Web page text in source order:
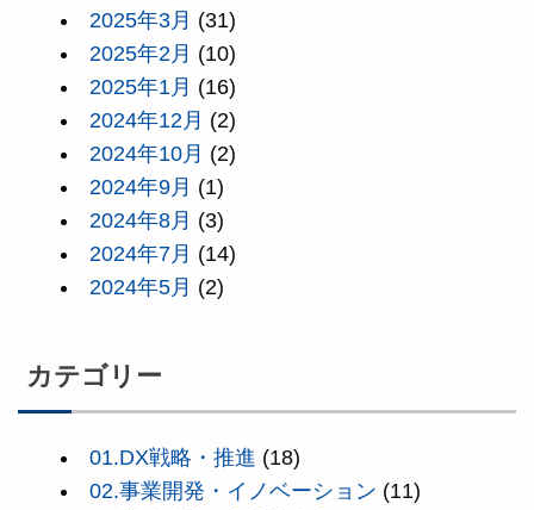
2025年3月 (31)
2025年2月 (10)
2025年1月 (16)
2024年12月 (2)
2024年10月 (2)
2024年9月 (1)
2024年8月 (3)
2024年7月 (14)
2024年5月 (2)
カテゴリー
01.DX戦略・推進 (18)
02.事業開発・イノベーション (11)